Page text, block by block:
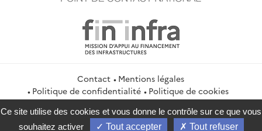
Contact
Mentions légales
Politique de confidentialité
Politique de cookies
Gestion des cookies
Flux RSS
service-public.gouv.fr
legifrance.gouv.fr
info.gouv.fr
Ce site utilise des cookies et vous donne le contrôle sur ce que vous
souhaitez activer
Tout accepter Tout refuser